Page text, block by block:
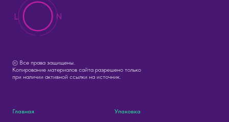
© Все права защищены.
Копирование материалов сайта разрешено только
при наличии активной ссылки на источник.
Главная Упаковка